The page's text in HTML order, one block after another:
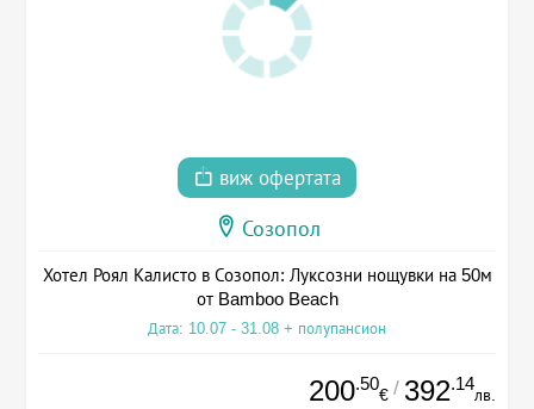
виж офертата
Созопол
Хотел Роял Калисто в Созопол: Луксозни нощувки на 50м
от Bamboo Beach
Дата: 10.07 - 31.08 + полупансион
200.50
€ / 392.14
лв.